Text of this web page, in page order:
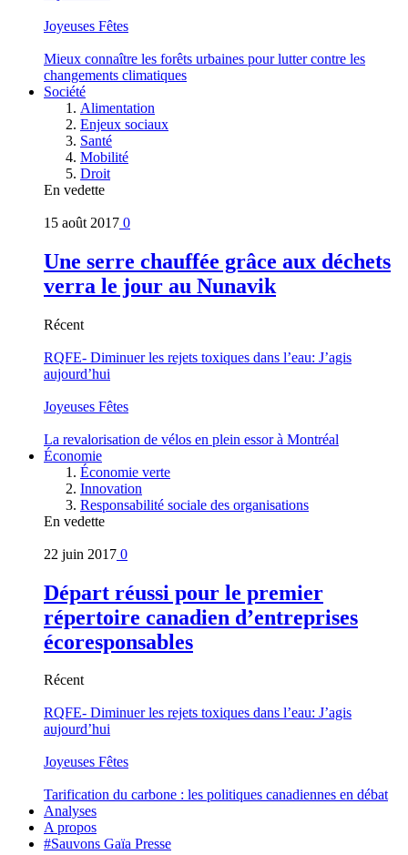
Joyeuses Fêtes
Mieux connaître les forêts urbaines pour lutter contre les
changements climatiques
Société
Alimentation
Enjeux sociaux
Santé
Mobilité
Droit
En vedette
15 août 2017 0
Une serre chauffée grâce aux déchets
verra le jour au Nunavik
Récent
RQFE- Diminuer les rejets toxiques dans l’eau: J’agis
aujourd’hui
Joyeuses Fêtes
La revalorisation de vélos en plein essor à Montréal
Économie
Économie verte
Innovation
Responsabilité sociale des organisations
En vedette
22 juin 2017 0
Départ réussi pour le premier
répertoire canadien d’entreprises
écoresponsables
Récent
RQFE- Diminuer les rejets toxiques dans l’eau: J’agis
aujourd’hui
Joyeuses Fêtes
Tarification du carbone : les politiques canadiennes en débat
Analyses
A propos
#Sauvons Gaïa Presse